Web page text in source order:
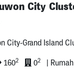
1602 02 | Rumah